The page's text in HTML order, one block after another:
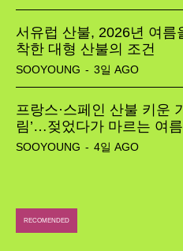
서유럽 산불, 2026년 여름
착한 대형 산불의 조건
SOOYOUNG - 3일 AGO
프랑스·스페인 산불 키운
림’…젖었다가 마르는 여
SOOYOUNG - 4일 AGO
RECOMENDED